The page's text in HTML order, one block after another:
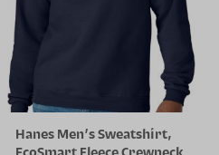
Hanes Men’s Sweatshirt,
EcoSmart Fleece Crewneck